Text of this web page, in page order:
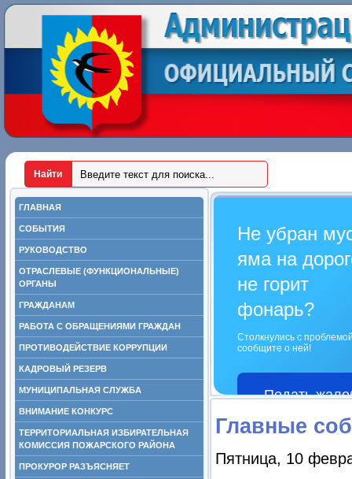
ГЛАВНАЯ
СОБЫТИЯ
РУКОВОДСТВО
ОТРАСЛЕВЫЕ (ФУНКЦИОНАЛЬНЫЕ)
ОРГАНЫ
ГРАЖДАНАМ
РАБОТА С ОБРАЩЕНИЯМИ ГРАЖДАН
ПРОТИВОДЕЙСТВИЕ КОРРУПЦИИ
КАДРОВЫЙ РЕЗЕРВ
МУНИЦИПАЛЬНАЯ СЛУЖБА
ВНИМАНИЕ КОНКУРС
ТЕРРИТОРИАЛЬНАЯ ИЗБИРАТЕЛЬНАЯ
КОМИССИЯ ПОЖАРСКОГО РАЙОНА
ПРОКУРОР РАЗЪЯСНЯЕТ
Не убран
яма на
не горит
фонарь?
Столкнулись с
сообщите о ней!
Подать
Главные
Пятница, 10